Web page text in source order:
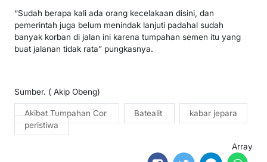
“Sudah berapa kali ada orang kecelakaan disini, dan
pemerintah juga belum menindak lanjuti padahal sudah
banyak korban di jalan ini karena tumpahan semen itu yang
buat jalanan tidak rata” pungkasnya.
Sumber. ( Akip Obeng)
Akibat Tumpahan Cor Batealit
kabar jepara
peristiwa
Array